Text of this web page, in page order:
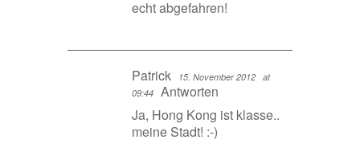
echt abgefahren!
Patrick 15. November 2012 at
09:44 Antworten
Ja, Hong Kong ist klasse..
meine Stadt! :-)